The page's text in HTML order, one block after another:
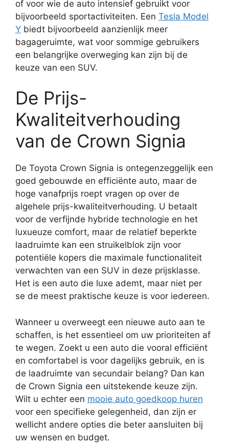
of voor wie de auto intensief gebruikt voor
bijvoorbeeld sportactiviteiten. Een Tesla Model
Y biedt bijvoorbeeld aanzienlijk meer
bagageruimte, wat voor sommige gebruikers
een belangrijke overweging kan zijn bij de
keuze van een SUV.
De Prijs-
Kwaliteitverhouding
van de Crown Signia
De Toyota Crown Signia is ontegenzeggelijk een
goed gebouwde en efficiënte auto, maar de
hoge vanafprijs roept vragen op over de
algehele prijs-kwaliteitverhouding. U betaalt
voor de verfijnde hybride technologie en het
luxueuze comfort, maar de relatief beperkte
laadruimte kan een struikelblok zijn voor
potentiële kopers die maximale functionaliteit
verwachten van een SUV in deze prijsklasse.
Het is een auto die luxe ademt, maar niet per
se de meest praktische keuze is voor iedereen.
Wanneer u overweegt een nieuwe auto aan te
schaffen, is het essentieel om uw prioriteiten af
te wegen. Zoekt u een auto die vooral efficiënt
en comfortabel is voor dagelijks gebruik, en is
de laadruimte van secundair belang? Dan kan
de Crown Signia een uitstekende keuze zijn.
Wilt u echter een mooie auto goedkoop huren
voor een specifieke gelegenheid, dan zijn er
wellicht andere opties die beter aansluiten bij
uw wensen en budget.